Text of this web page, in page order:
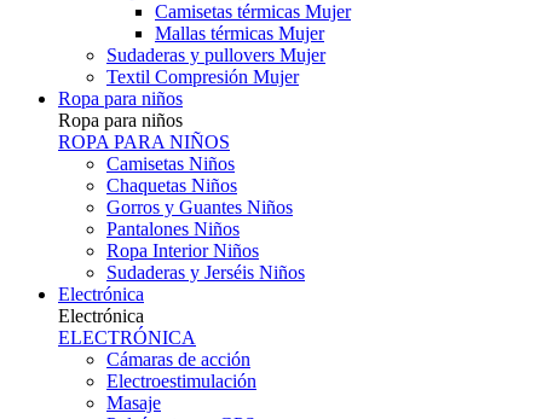
Camisetas térmicas Mujer
Mallas térmicas Mujer
Sudaderas y pullovers Mujer
Textil Compresión Mujer
Ropa para niños
Ropa para niños
ROPA PARA NIÑOS
Camisetas Niños
Chaquetas Niños
Gorros y Guantes Niños
Pantalones Niños
Ropa Interior Niños
Sudaderas y Jerséis Niños
Electrónica
Electrónica
ELECTRÓNICA
Cámaras de acción
Electroestimulación
Masaje